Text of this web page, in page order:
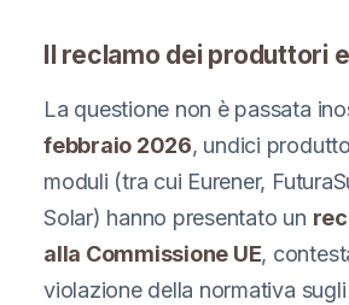
Il reclamo dei produttori
La questione non è passata
febbraio 2026, undici
moduli (tra cui Eurener,
Solar) hanno presentato un
alla Commissione UE,
violazione della normativa